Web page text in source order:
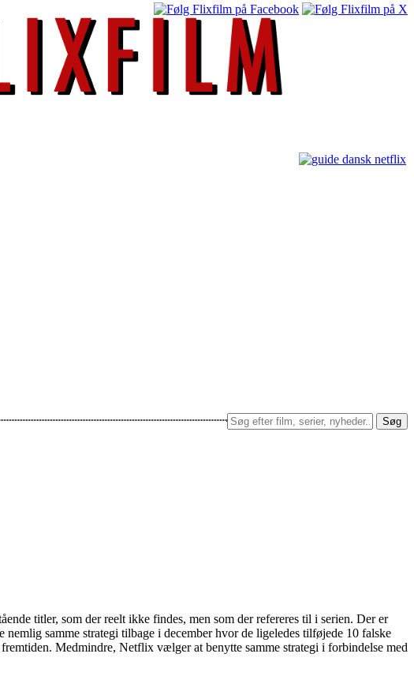
Søg
titler, som der reelt ikke findes, men som der refereres til i serien. Der er
samme strategi tilbage i december hvor de ligeledes tilføjede 10 falske
Medmindre, Netflix vælger at benytte samme strategi i forbindelse med